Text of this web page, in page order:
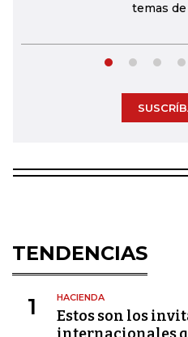
temas
TENDENCIAS
1 HACIENDA
Estos son los